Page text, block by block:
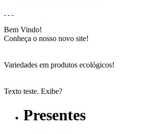
Bem Vindo!
Conheça o nosso novo site!
Variedades em produtos ecológicos!
Texto teste. Exibe?
Presentes